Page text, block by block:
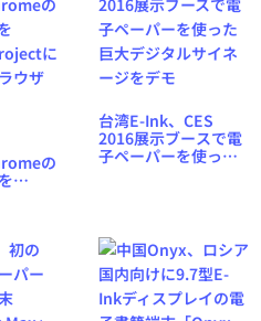
の
台湾E-Ink、CES
2016展示ブースで電
子ペーパーを使った